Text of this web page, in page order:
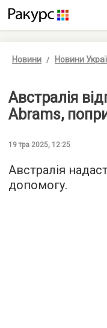
Новини Новини
Австралія
Abrams,
19 тра 2025, 12:25
Австралія
допомогу.